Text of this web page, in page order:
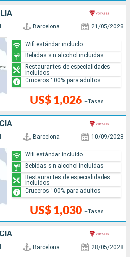
Barcelona 21/05/2028
US$ 1,026 +Tasas
Wifi estándar incluido
Bebidas sin alcohol incluidas
Restaurantes de especialidades
incluidos
Cruceros 100% para adultos
Barcelona 10/09/2028
US$ 1,030 +Tasas
Wifi estándar incluido
Bebidas sin alcohol incluidas
Restaurantes de especialidades
incluidos
Cruceros 100% para adultos
Barcelona 28/05/2028